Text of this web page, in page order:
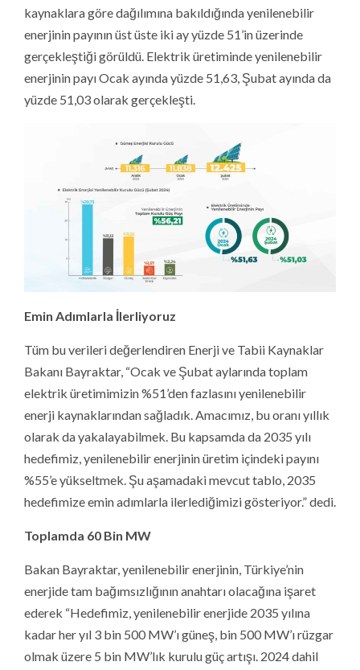
kaynaklara göre dağılımına bakıldığında yenilenebilir
enerjinin payının üst üste iki ay yüzde 51’in üzerinde
gerçekleştiği görüldü. Elektrik üretiminde yenilenebilir
enerjinin payı Ocak ayında yüzde 51,63, Şubat ayında da
yüzde 51,03 olarak gerçekleşti.
Emin Adımlarla İlerliyoruz
Tüm bu verileri değerlendiren Enerji ve Tabii Kaynaklar
Bakanı Bayraktar, “Ocak ve Şubat aylarında toplam
elektrik üretimimizin %51’den fazlasını yenilenebilir
enerji kaynaklarından sağladık. Amacımız, bu oranı yıllık
olarak da yakalayabilmek. Bu kapsamda da 2035 yılı
hedefimiz, yenilenebilir enerjinin üretim içindeki payını
%55’e yükseltmek. Şu aşamadaki mevcut tablo, 2035
hedefimize emin adımlarla ilerlediğimizi gösteriyor.” dedi.
Toplamda 60 Bin MW
Bakan Bayraktar, yenilenebilir enerjinin, Türkiye’nin
enerjide tam bağımsızlığının anahtarı olacağına işaret
ederek “Hedefimiz, yenilenebilir enerjide 2035 yılına
kadar her yıl 3 bin 500 MW’ı güneş, bin 500 MW’ı rüzgar
olmak üzere 5 bin MW’lık kurulu güç artışı. 2024 dahil